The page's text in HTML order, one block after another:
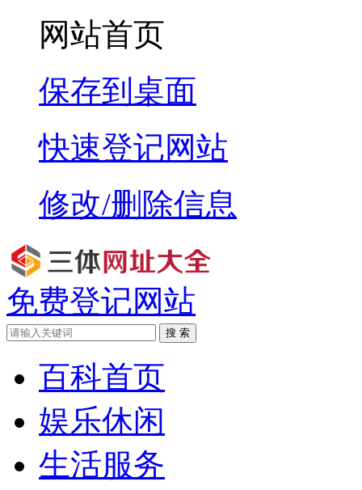
网站首页
保存到桌面
快速登记网站
修改/删除信息
免费登记网站
搜 索
百科首页
娱乐休闲
生活服务